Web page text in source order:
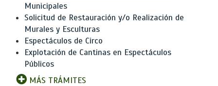
Municipales
Solicitud de Restauración y/o Realización de
Murales y Esculturas
Espectáculos de Circo
Explotación de Cantinas en Espectáculos
Públicos
MÁS TRÁMITES